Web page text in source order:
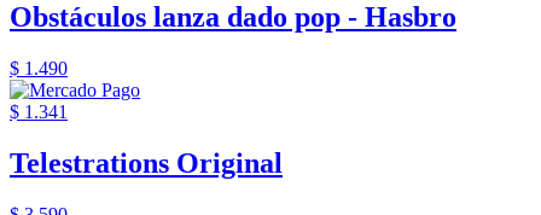
Obstáculos lanza dado pop - Hasbro
$ 1.490
$ 1.341
Telestrations Original